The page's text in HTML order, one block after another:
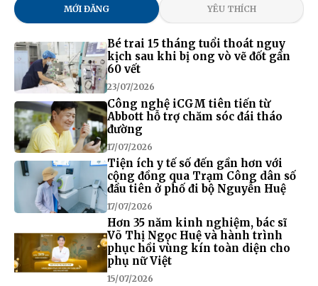
MỚI ĐĂNG YÊU THÍCH
Bé trai 15 tháng tuổi thoát nguy
kịch sau khi bị ong vò vẽ đốt gần
60 vết
23/07/2026
Công nghệ iCGM tiên tiến từ
Abbott hỗ trợ chăm sóc đái tháo
đường
17/07/2026
Tiện ích y tế số đến gần hơn với
cộng đồng qua Trạm Công dân số
đầu tiên ở phố đi bộ Nguyễn Huệ
17/07/2026
Hơn 35 năm kinh nghiệm, bác sĩ
Võ Thị Ngọc Huệ và hành trình
phục hồi vùng kín toàn diện cho
phụ nữ Việt
15/07/2026